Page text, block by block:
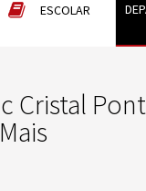
ESCOLAR
Cristal